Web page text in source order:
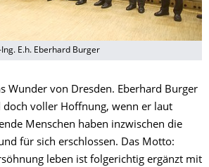
E.h. Eberhard Burger
Wunder von Dresden. Eberhard Burger
doch voller Hoffnung, wenn er laut
Menschen haben inzwischen die
für sich erschlossen. Das Motto:
leben ist folgerichtig ergänzt mit